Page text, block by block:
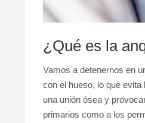
¿Qué es la
Vamos a detenernos en
con el hueso, lo que
una unión ósea y
primarios como a los